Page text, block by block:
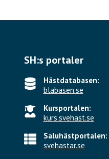
SH:s portaler
Hästdatabasen:
blabasen.se
Kursportalen:
kurs.svehast.se
Saluhästportalen:
svehastar.se